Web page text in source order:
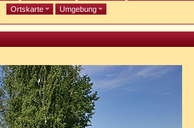
Ortskarte
Umgebung